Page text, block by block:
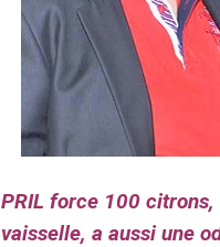
PRIL force 100
vaisselle, a aussi une